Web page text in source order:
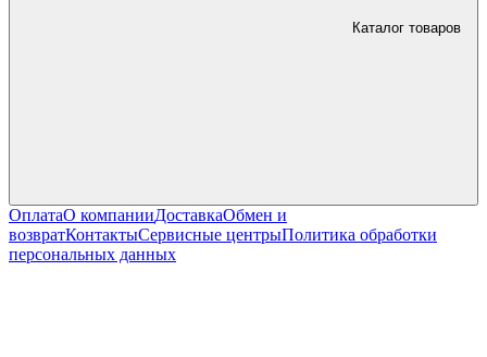
Каталог товаров
ОплатаО компанииДоставкаОбмен и
возвратКонтактыСервисные центрыПолитика обработки
персональных данных